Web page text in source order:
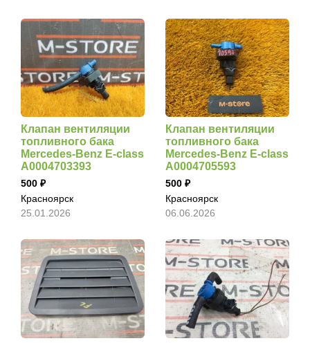
Клапан вентиляции
топливного бака
Mercedes-Benz E-class
A0004703393
500
Красноярск
25.01.2026
Клапан вентиляции
топливного бака
Mercedes-Benz E-class
A0004705593
500
Красноярск
06.06.2026